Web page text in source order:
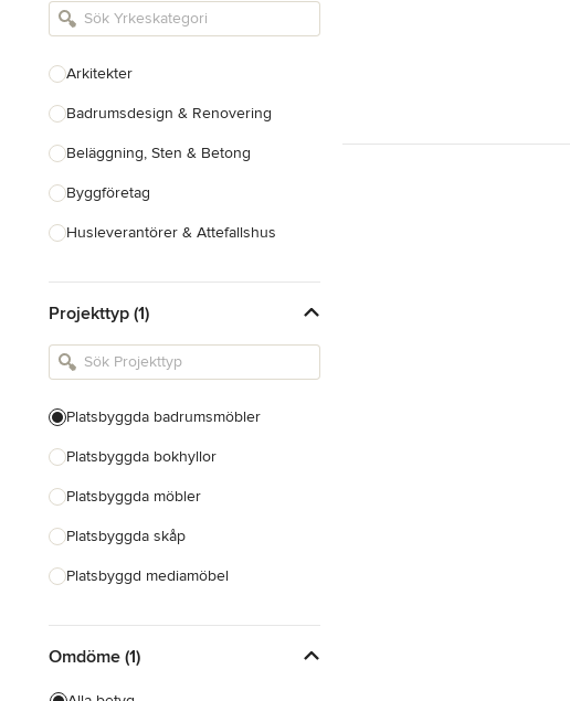
Arkitekter
Badrumsdesign & Renovering
Beläggning, Sten & Betong
Byggföretag
Husleverantörer & Attefallshus
Inredningsarkitekter & Inredare
Kakel, Sten & Bänkskivor
Landskapsarkitekter &
Trädgårdsdesigner
Visa alla
Projekttyp (1)
Platsbyggda badrumsmöbler
Platsbyggda bokhyllor
Platsbyggda möbler
Platsbyggda skåp
Platsbyggd mediamöbel
Platsbyggda hyllor
Snickeri
Omdöme (1)